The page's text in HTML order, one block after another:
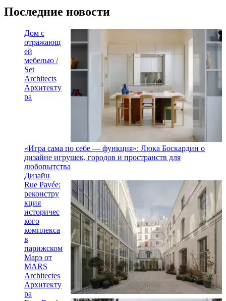
Последние новости
Дом с
отражающ
ей
мебелью /
Set
Architects
Архитекту
ра
«Игра сама по себе — функция»: Люка Боскардин о
дизайне игрушек, городов и пространств для
любопытства
Дизайн
Rue Pavée:
реконстру
кция
историчес
кого
комплекса
в
парижском
Марэ от
MARS
Architectes
Архитекту
ра